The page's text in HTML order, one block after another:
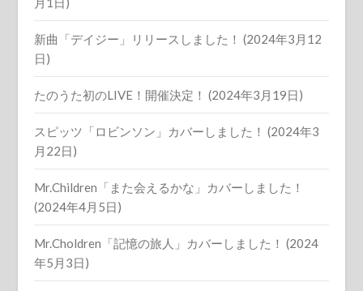
新曲「デイジー」リリースしました！ (2024年3月12
日)
たのうた初のLIVE！開催決定！ (2024年3月19日)
スピッツ「ロビンソン」カバーしました！ (2024年3
月22日)
Mr.Children「また会えるかな」カバーしました！
(2024年4月5日)
Mr.Choldren「記憶の旅人」カバーしました！ (2024
年5月3日)